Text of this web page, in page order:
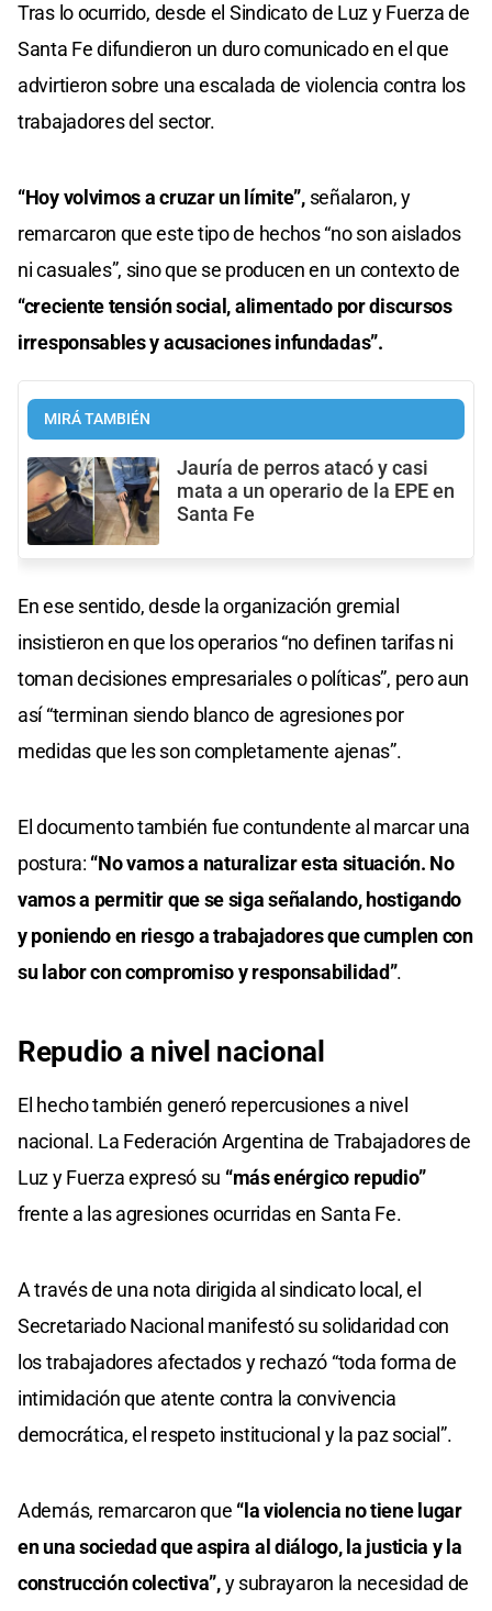
Tras lo ocurrido, desde el Sindicato de Luz y Fuerza de
Santa Fe difundieron un duro comunicado en el que
advirtieron sobre una escalada de violencia contra los
trabajadores del sector.
“Hoy volvimos a cruzar un límite”,señalaron, y
remarcaron que este tipo de hechos “no son aislados
ni casuales”, sino que se producen en un contexto de
“creciente tensión social, alimentado por discursos
irresponsables y acusaciones infundadas”.
MIRÁ TAMBIÉN
Jauría de perros atacó y casi
mata a un operario de la EPE en
Santa Fe
En ese sentido, desde la organización gremial
insistieron en que los operarios “no definen tarifas ni
toman decisiones empresariales o políticas”, pero aun
así “terminan siendo blanco de agresiones por
medidas que les son completamente ajenas”.
El documento también fue contundente al marcar una
postura: “No vamos a naturalizar esta situación. No
vamos a permitir que se siga señalando, hostigando
y poniendo en riesgo a trabajadores que cumplen con
su labor con compromiso y responsabilidad”.
Repudio a nivel nacional
El hecho también generó repercusiones a nivel
nacional. La Federación Argentina de Trabajadores de
Luz y Fuerza expresó su “más enérgico repudio”
frente a las agresiones ocurridas en Santa Fe.
A través de una nota dirigida al sindicato local, el
Secretariado Nacional manifestó su solidaridad con
los trabajadores afectados y rechazó “toda forma de
intimidación que atente contra la convivencia
democrática, el respeto institucional y la paz social”.
Además, remarcaron que “la violencia no tiene lugar
en una sociedad que aspira al diálogo, la justicia y la
construcción colectiva”,y subrayaron la necesidad de